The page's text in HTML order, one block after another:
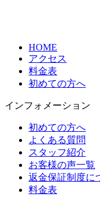
HOME
アクセス
料金表
初めての方へ
インフォメーション
初めての方へ
よくある質問
スタッフ紹介
お客様の声一覧
返金保証制度に
料金表